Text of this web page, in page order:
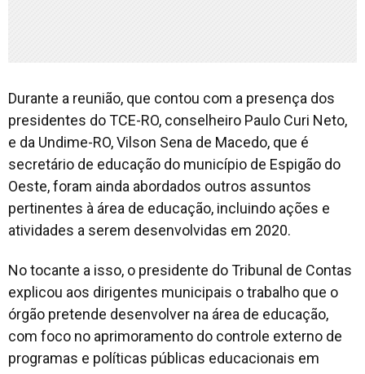
Durante a reunião, que contou com a presença dos
presidentes do TCE-RO, conselheiro Paulo Curi Neto,
e da Undime-RO, Vilson Sena de Macedo, que é
secretário de educação do município de Espigão do
Oeste, foram ainda abordados outros assuntos
pertinentes à área de educação, incluindo ações e
atividades a serem desenvolvidas em 2020.
No tocante a isso, o presidente do Tribunal de Contas
explicou aos dirigentes municipais o trabalho que o
órgão pretende desenvolver na área de educação,
com foco no aprimoramento do controle externo de
programas e políticas públicas educacionais em